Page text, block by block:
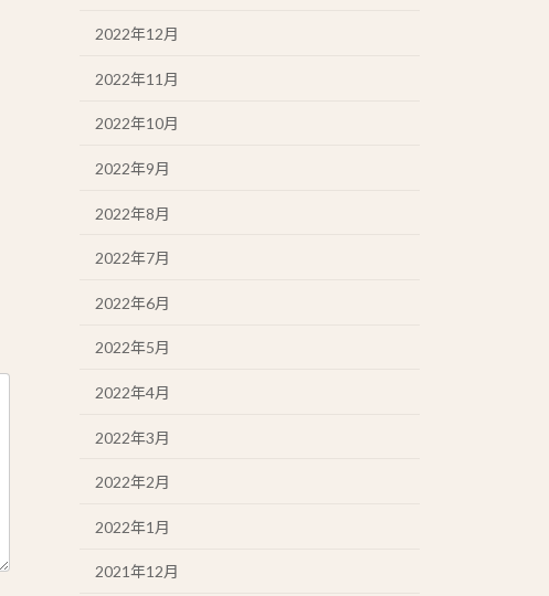
2022年12月
2022年11月
2022年10月
2022年9月
2022年8月
2022年7月
2022年6月
2022年5月
2022年4月
2022年3月
2022年2月
2022年1月
2021年12月